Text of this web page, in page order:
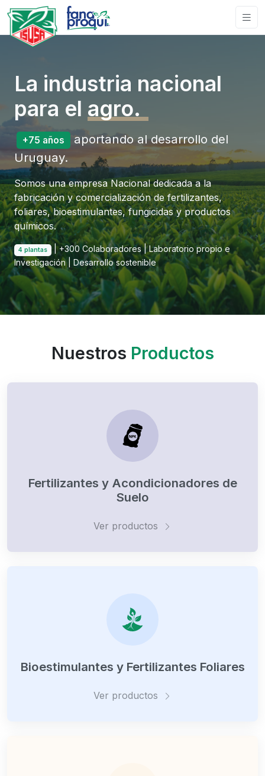
La industria nacional
para el |
+75 años
aportando al desarrollo del
Uruguay.
Somos una empresa Nacional dedicada a la
fabricación y comercialización de fertilizantes,
foliares, bioestimulantes, fungicidas y productos
químicos.
4 plantas | +300 Colaboradores | Laboratorio propio e
Investigación | Desarrollo sostenible
Nuestros Productos
Fertilizantes y Acondicionadores de
Suelo
Ver productos
Bioestimulantes y Fertilizantes Foliares
Ver productos